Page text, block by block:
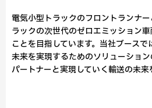
電気小型トラックのフロントランナ
ラックの次世代のゼロエミッション
ことを目指しています。当社ブース
未来を実現するためのソリューショ
パートナーと実現していく輸送の未来